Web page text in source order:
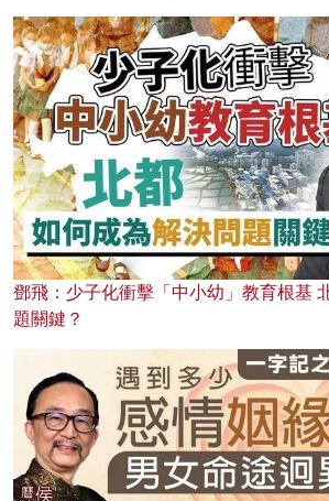
鄧飛：少子化衝擊「中小幼」教育根基
題關鍵？